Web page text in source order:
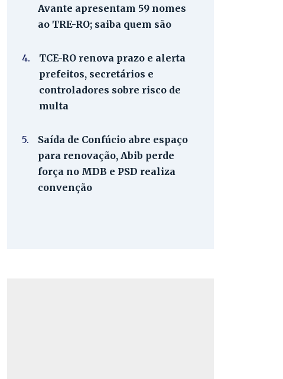
Avante apresentam 59 nomes
ao TRE-RO; saiba quem são
4.
TCE-RO renova prazo e alerta
prefeitos, secretários e
controladores sobre risco de
multa
5.
Saída de Confúcio abre espaço
para renovação, Abib perde
força no MDB e PSD realiza
convenção